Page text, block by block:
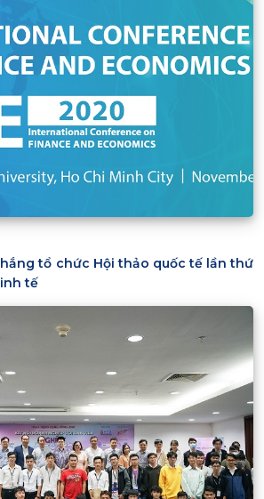
tổ chức Hội thảo quốc tế lần thứ
tế